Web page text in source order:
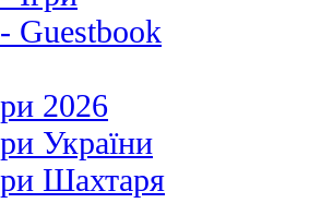
Guestbook
2026
України
Шахтаря